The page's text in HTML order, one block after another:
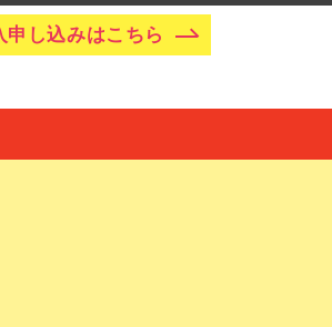
申し込みはこちら